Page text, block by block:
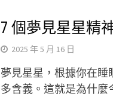
7 個夢見星星精
2025 年 5 月 16 日
夢見星星，根據你在
多含義。這就是為什